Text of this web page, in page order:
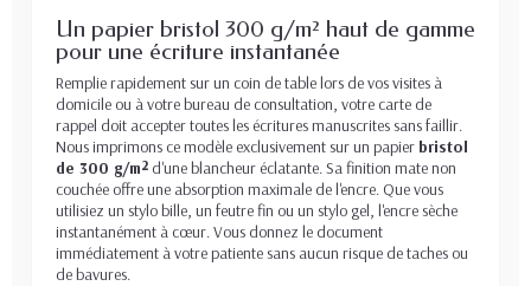
Un papier bristol 300 g/m² haut de gamme
pour une écriture instantanée
Remplie rapidement sur un coin de table lors de vos visites à
domicile ou à votre bureau de consultation, votre carte de
rappel doit accepter toutes les écritures manuscrites sans faillir.
Nous imprimons ce modèle exclusivement sur un papier bristol
de 300 g/m² d'une blancheur éclatante. Sa finition mate non
couchée offre une absorption maximale de l'encre. Que vous
utilisiez un stylo bille, un feutre fin ou un stylo gel, l'encre sèche
instantanément à cœur. Vous donnez le document
immédiatement à votre patiente sans aucun risque de taches ou
de bavures.